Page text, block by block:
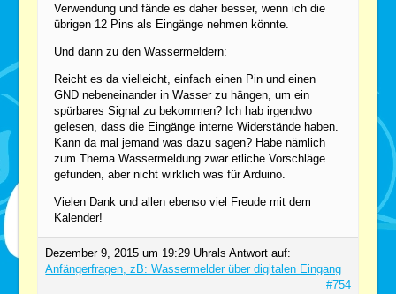
Verwendung und fände es daher besser, wenn ich die
übrigen 12 Pins als Eingänge nehmen könnte.
Und dann zu den Wassermeldern:
Reicht es da vielleicht, einfach einen Pin und einen
GND nebeneinander in Wasser zu hängen, um ein
spürbares Signal zu bekommen? Ich hab irgendwo
gelesen, dass die Eingänge interne Widerstände haben.
Kann da mal jemand was dazu sagen? Habe nämlich
zum Thema Wassermeldung zwar etliche Vorschläge
gefunden, aber nicht wirklich was für Arduino.
Vielen Dank und allen ebenso viel Freude mit dem
Kalender!
Dezember 9, 2015 um 19:29 Uhrals Antwort auf:
Anfängerfragen, zB: Wassermelder über digitalen Eingang
#754